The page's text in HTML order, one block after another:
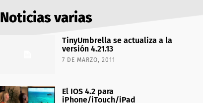
Noticias varias
TinyUmbrella se actualiza a la
versión 4.21.13
7 DE MARZO, 2011
El IOS 4.2 para
iPhone/iTouch/iPad